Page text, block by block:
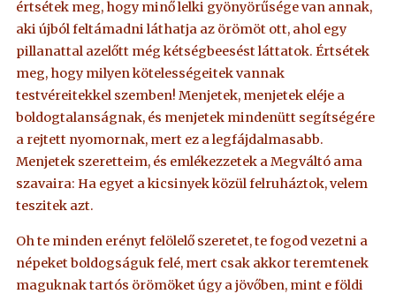
értsétek meg, hogy minő lelki gyönyörűsége van annak,
aki újból feltámadni láthatja az örömöt ott, ahol egy
pillanattal azelőtt még kétségbeesést láttatok. Értsétek
meg, hogy milyen kötelességeitek vannak
testvéreitekkel szemben! Menjetek, menjetek eléje a
boldogtalanságnak, és menjetek mindenütt segítségére
a rejtett nyomornak, mert ez a legfájdalmasabb.
Menjetek szeretteim, és emlékezzetek a Megváltó ama
szavaira: Ha egyet a kicsinyek közül felruháztok, velem
teszitek azt.
Oh te minden erényt felölelő szeretet, te fogod vezetni a
népeket boldogságuk felé, mert csak akkor teremtenek
maguknak tartós örömöket úgy a jövőben, mint e földi